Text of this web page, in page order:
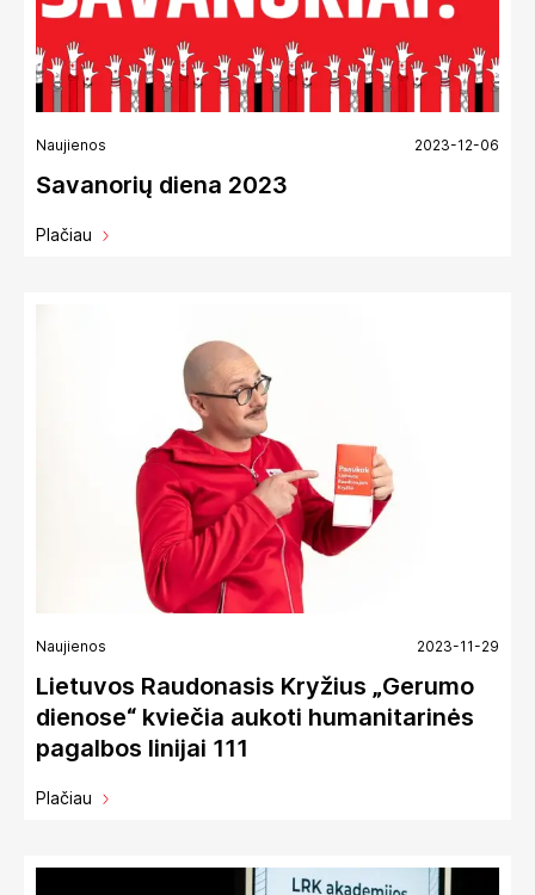
Naujienos 2023-12-06
Savanorių diena 2023
Plačiau
Naujienos 2023-11-29
Lietuvos Raudonasis Kryžius „Gerumo
dienose“ kviečia aukoti humanitarinės
pagalbos linijai 111
Plačiau